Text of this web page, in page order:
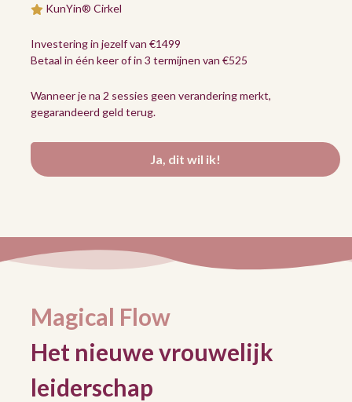
KunYin® Cirkel
Investering in jezelf van €1499
Betaal in één keer of in 3 termijnen van €525
Wanneer je na 2 sessies geen verandering merkt,
gegarandeerd geld terug.
Ja, dit wil ik!
Magical Flow
Het nieuwe vrouwelijk
leiderschap